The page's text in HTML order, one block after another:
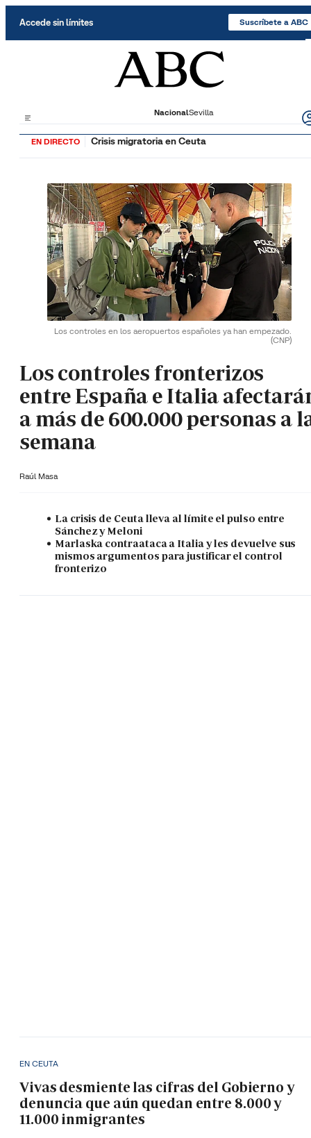
Accede sin límites Suscríbete a ABC
NacionalSevilla
EN DIRECTO Crisis migratoria en Ceuta
Los controles en los aeropuertos españoles ya han empezado.
(CNP)
Los controles fronterizos
entre España e Italia
a más de 600.000 personas a
semana
Raúl Masa
La crisis de Ceuta lleva al límite el pulso entre
Sánchez y Meloni
Marlaska contraataca a Italia y les devuelve sus
mismos argumentos para justificar el control
fronterizo
EN CEUTA
Vivas desmiente las cifras del Gobierno y
denuncia que aún quedan entre 8.000 y
11.000 inmigrantes